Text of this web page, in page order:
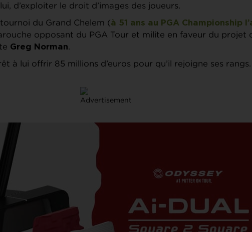
d’exploiter le droit d’images des joueurs.
du Grand Chelem (à 51 ans au PGA Championship
opposant du PGA Tour et milite en faveur du projet
Greg Norman.
à lui offrir 85 millions d’euros pour qu’il rejoigne ses rangs.